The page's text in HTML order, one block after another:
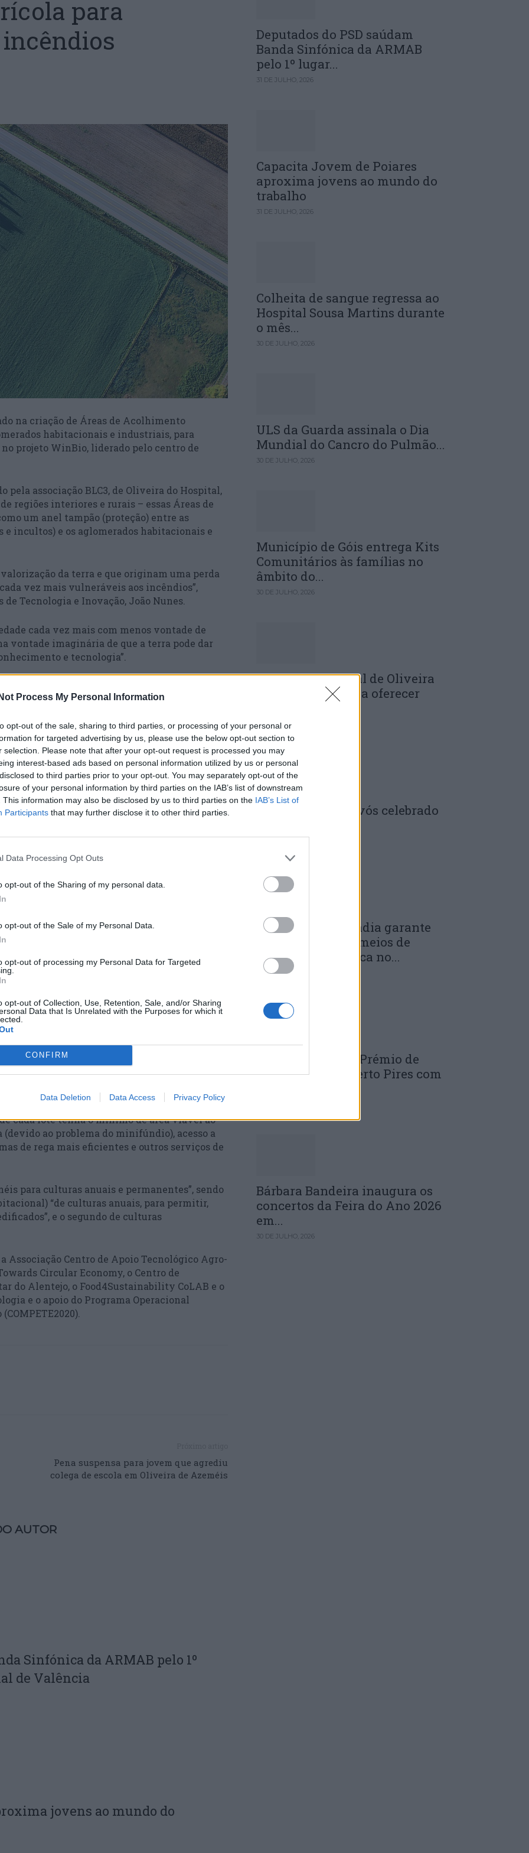
Process My Personal Information
opt-out of the sale, sharing to third parties, or processing of your personal or
for targeted advertising by us, please use the below opt-out section to
selection. Please note that after your opt-out request is processed you may
interest-based ads based on personal information utilized by us or personal
to third parties prior to your opt-out. You may separately opt-out of the
of your personal information by third parties on the IAB’s list of downstream
This information may also be disclosed by us to third parties on the IAB’s List of
Participants that may further disclose it to other third parties.
Data Processing Opt Outs
opt-out of the Sharing of my personal data.
opt-out of the Sale of my Personal Data.
opt-out of processing my Personal Data for Targeted
opt-out of Collection, Use, Retention, Sale, and/or Sharing
Data that Is Unrelated with the Purposes for which it
CONFIRM
Data Deletion Data Access Privacy Policy
para
na criação de Áreas de Acolhimento
habitacionais e industriais, para
projeto WinBio, liderado pelo centro de
pela associação BLC3, de Oliveira do Hospital,
regiões interiores e rurais – essas Áreas de
um anel tampão (proteção) entre as
incultos) e os aglomerados habitacionais e
da terra e que originam uma perda
vez mais vulneráveis aos incêndios”,
Tecnologia e Inovação, João Nunes.
cada vez mais com menos vontade de
vontade imaginária de que a terra pode dar
e tecnologia”.
pois não faz sentido que a maior
estejam parados e sem uso e que existam
e não têm acesso à terra”, considerou.
necessários “modelos partilhados” e
agrícola profissional e com escala de solo
crescer mais a atividade económica
e de um país cada vez menos dependente
e protegido contra os grandes incêndios que
uma área ardida de 24 mil hectares em 11
do Hospital consumiu “uma área similar,
concelho do distrito de Coimbra.
em termos de comportamento de
“é urgente preparar, a curto prazo, a
e pessoas contra incêndios” como os
se criaram zonas industriais, que
“outras condições para fixar e localizar de
fazer no setor agrícola, “com grandes
dos edifícios aos incêndios”.
infraestruturas de lotes, com estruturas e
técnico ao agricultor”, explicou.
terra para quem quer investir, diminuindo o
cada lote tenha o mínimo de área viável ao
ao problema do minifúndio), acesso a
de rega mais eficientes e outros serviços de
para culturas anuais e permanentes”, sendo
“de culturas anuais, para permitir,
e o segundo de culturas
Associação Centro de Apoio Tecnológico Agro-
Circular Economy, o Centro de
do Alentejo, o Food4Sustainability CoLAB e o
e o apoio do Programa Operacional
Pena suspensa para jovem que agrediu
colega de escola em Oliveira de Azeméis
AUTOR
Sinfónica da ARMAB pelo 1º
de Valência
jovens ao mundo do
Deputados do PSD saúdam
Banda Sinfónica da ARMAB
pelo 1º lugar...
31 DE JULHO, 2026
Capacita Jovem de Poiares
aproxima jovens ao mundo do
trabalho
31 DE JULHO, 2026
Colheita de sangue regressa ao
Hospital Sousa Martins durante
o mês...
30 DE JULHO, 2026
ULS da Guarda assinala o Dia
Mundial do Cancro do Pulmão...
30 DE JULHO, 2026
Município de Góis entrega Kits
Comunitários às famílias no
âmbito do...
30 DE JULHO, 2026
Câmara Municipal de Oliveira
do Hospital volta a oferecer
30 DE JULHO, 2026
Penela: Dia dos Avós celebrado
Município de Anadia garante
manutenção dos meios de
emergência médica no...
30 DE JULHO, 2026
Quinta edição do Prémio de
Inovação J. Norberto Pires com
Bárbara Bandeira inaugura os
concertos da Feira do Ano 2026
em...
30 DE JULHO, 2026